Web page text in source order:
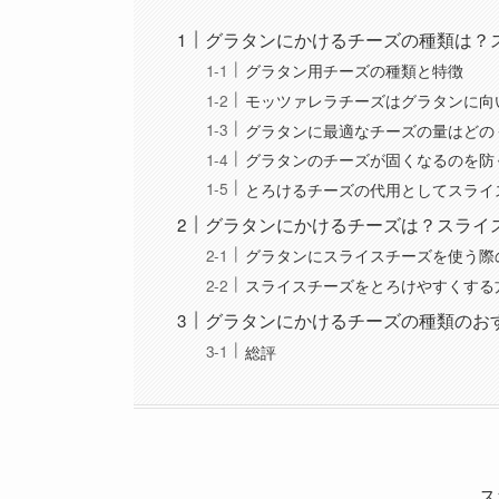
グラタンにかけるチーズの種類は
グラタン用チーズの種類と特徴
モッツァレラチーズはグラタンに
グラタンに最適なチーズの量はど
グラタンのチーズが固くなるのを
とろけるチーズの代用としてスラ
グラタンにかけるチーズは？スラ
グラタンにスライスチーズを使う
スライスチーズをとろけやすくす
グラタンにかけるチーズの種類の
総評